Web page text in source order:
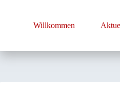
Willkommen